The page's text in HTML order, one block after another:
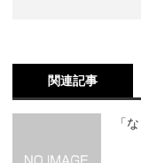
関連記事
「